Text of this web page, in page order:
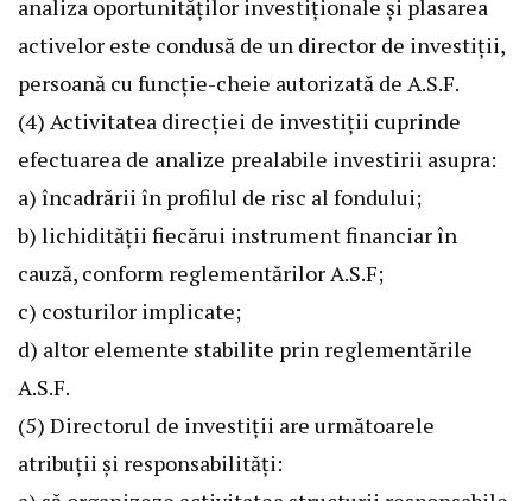
analiza oportunităților investiționale și plasarea
activelor este condusă de un director de investiții,
persoană cu funcție-cheie autorizată de A.S.F.
(4) Activitatea direcției de investiții cuprinde
efectuarea de analize prealabile investirii asupra:
a) încadrării în profilul de risc al fondului;
b) lichidității fiecărui instrument financiar în
cauză, conform reglementărilor A.S.F;
c) costurilor implicate;
d) altor elemente stabilite prin reglementările
A.S.F.
(5) Directorul de investiții are următoarele
atribuții și responsabilități: